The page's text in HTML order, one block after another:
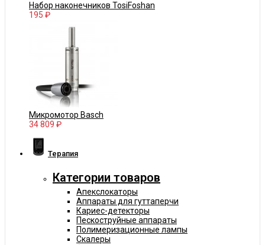
Набор наконечников TosiFoshan
195 ₽
Микромотор Basch
34 809 ₽
Терапия
Категории товаров
Апекслокаторы
Аппараты для гуттаперчи
Кариес-детекторы
Пескоструйные аппараты
Полимеризационные лампы
Скалеры